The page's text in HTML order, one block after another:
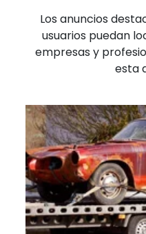
Los anuncios
usuarios puedan
empresas y
esta